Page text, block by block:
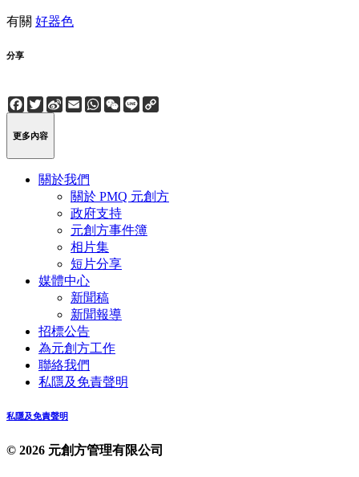
有關 好器色
分享
Facebook
Twitter
Sina
Weibo
EmailWhatsApp
WeChat
Line
更多內容
關於我們
關於 PMQ 元創方
政府支持
元創方事件簿
相片集
短片分享
媒體中心
新聞稿
新聞報導
招標公告
為元創方工作
聯絡我們
私隱及免責聲明
私隱及免責聲明
© 2026 元創方管理有限公司